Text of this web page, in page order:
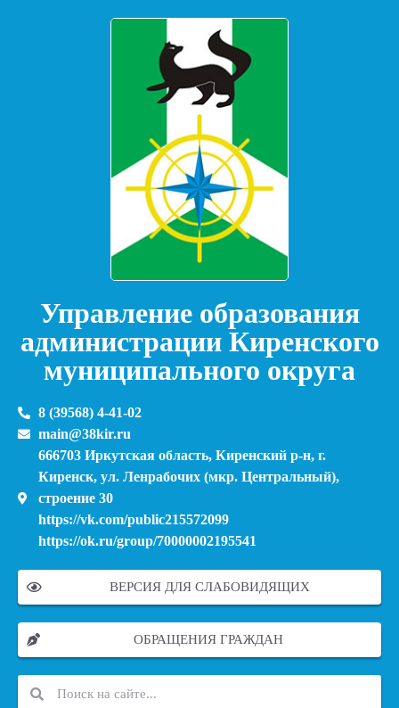
Управление образования
администрации Киренского
муниципального округа
8 (39568) 4-41-02
main@38kir.ru
666703 Иркутская область, Киренский р-н, г.
Киренск, ул. Ленрабочих (мкр. Центральный),
строение 30
https://vk.com/public215572099
https://ok.ru/group/70000002195541
ВЕРСИЯ ДЛЯ СЛАБОВИДЯЩИХ
ОБРАЩЕНИЯ ГРАЖДАН